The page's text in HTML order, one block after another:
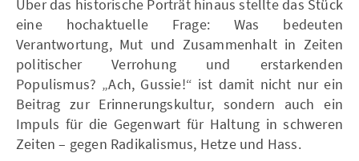
Über das historische Porträt hinaus stellte das Stück
eine hochaktuelle Frage: Was bedeuten
Verantwortung, Mut und Zusammenhalt in Zeiten
politischer Verrohung und erstarkenden
Populismus? „Ach, Gussie!“ ist damit nicht nur ein
Beitrag zur Erinnerungskultur, sondern auch ein
Impuls für die Gegenwart für Haltung in schweren
Zeiten – gegen Radikalismus, Hetze und Hass.